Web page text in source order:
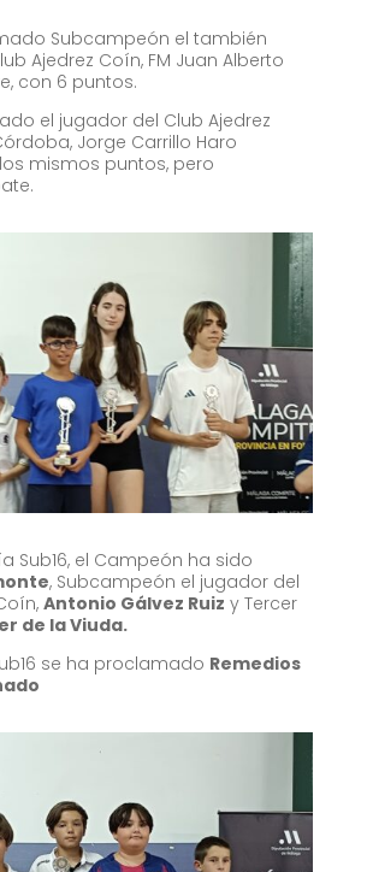
Subcampeón el también
Ajedrez Coín, FM Juan Alberto
con 6 puntos.
el jugador del Club Ajedrez
Jorge Carrillo Haro
mismos puntos, pero
Sub16, el Campeón ha sido
, Subcampeón el jugador del
Antonio Gálvez Ruiz y Tercer
de la Viuda.
se ha proclamado Remedios